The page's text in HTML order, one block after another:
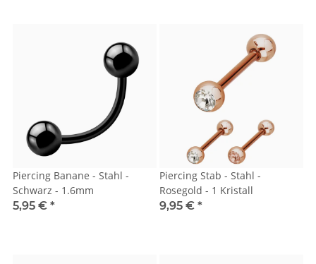
Piercing Banane - Stahl -
Schwarz - 1.6mm
5,95 € *
Piercing Stab - Stahl -
Rosegold - 1 Kristall
9,95 € *